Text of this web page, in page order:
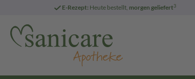
E-Rezept: Heute bestellt, morgen geliefert3